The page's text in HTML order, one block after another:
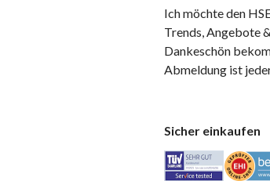
Ich möchte den
Trends, Angebote
Dankeschön
Abmeldung ist
Sicher einkaufen